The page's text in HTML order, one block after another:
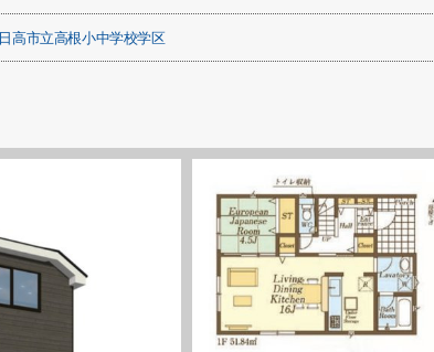
日高市立高根小中学校学区